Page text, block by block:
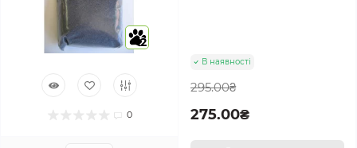
2
0
В наявності
295.00₴
275.00₴